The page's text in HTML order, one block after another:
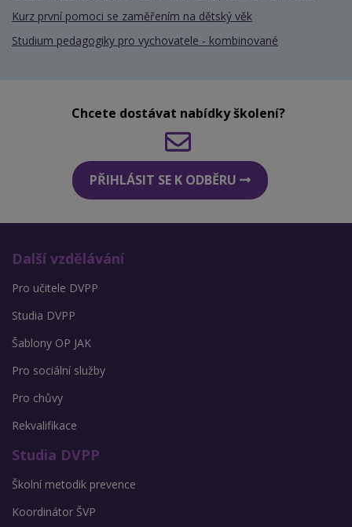
Kurz první pomoci se zaměřením na dětský věk
Studium pedagogiky pro vychovatele - kombinované
Chcete dostávat nabídky školení?
PŘIHLÁSIT SE K ODBĚRU
Další vzdělávání
Pro učitele DVPP
Studia DVPP
Šablony OP JAK
Pro sociální služby
Pro chůvy
Rekvalifikace
Studia DVPP
Školní metodik prevence
Koordinátor ŠVP